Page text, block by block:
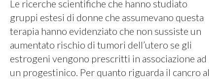
Le ricerche scientifiche che hanno studiato
gruppi estesi di donne che assumevano questa
terapia hanno evidenziato che non sussiste un
aumentato rischio di tumori dell’utero se gli
estrogeni vengono prescritti in associazione ad
un progestinico. Per quanto riguarda il cancro al